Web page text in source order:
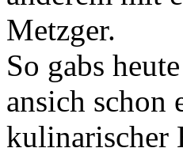
Metzger.
So gabs
ansich schon
kulinarischer